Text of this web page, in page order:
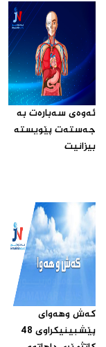
ئه‌وه‌ى سه‌باره‌ت به‌
جه‌سته‌ت پێویسته‌
بیزانیت‌
که‌ش وهه‌واى
پێشبینیکراوى 48